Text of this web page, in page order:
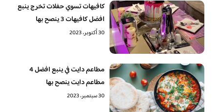
كافيهات تسوي حفلات تخرج ينبع
افضل كافيهات 3 ينصح بها
30 أكتوبر، 2023
مطاعم دايت في ينبع افضل 4
مطاعم دايت ينصح بها
30 سبتمبر، 2023